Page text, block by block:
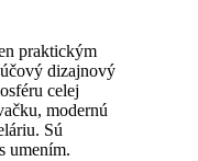
praktickým
dizajnový
celej
modernú
Sú
umením.